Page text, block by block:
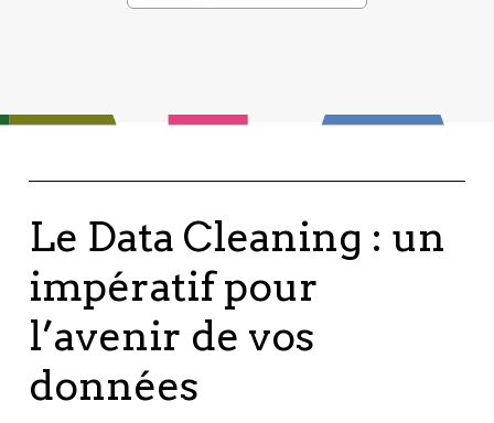
Le Data Cleaning : un
impératif pour
l’avenir de vos
données